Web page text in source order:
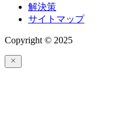
解決策
サイトマップ
Copyright © 2025